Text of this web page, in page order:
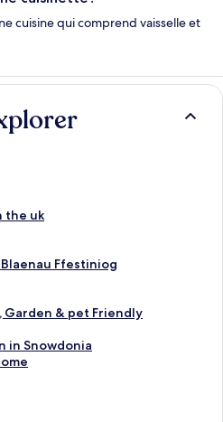
cuisine qui comprend vaisselle et
the uk
Ffestiniog
Garden & pet Friendly
in Snowdonia